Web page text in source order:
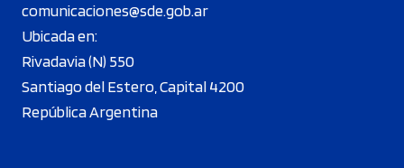
comunicaciones@sde.gob.ar
Ubicada en:
Rivadavia (N) 550
Santiago del Estero, Capital 4200
República Argentina